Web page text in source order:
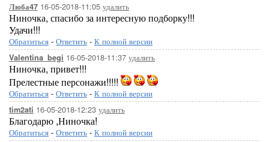
Люба47 16-05-2018-11:05 удалить
Ниночка, спасибо за интересную подборку!!!
Удачи!!!
Обратиться - Ответить - К полной версии
Valentina_begi 16-05-2018-11:37 удалить
Ниночка, привет!!!
Прелестные персонажи!!!!!
Обратиться - Ответить - К полной версии
tim2ati 16-05-2018-12:23 удалить
Благодарю ,Ниночка!
Обратиться - Ответить - К полной версии